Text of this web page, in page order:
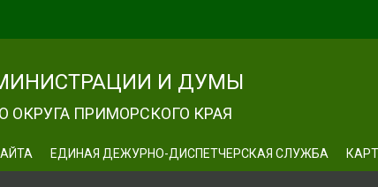
И ДУМЫ
ПРИМОРСКОГО КРАЯ
ЕДИНАЯ ДЕЖУРНО-ДИСПЕТЧЕРСКАЯ СЛУЖБА